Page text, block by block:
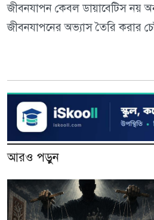
জীবনযাপন কেবল ডায়াবেটিস নয়
জীবনযাপনের অভ্যাস তৈরি করার
আরও পড়ুন